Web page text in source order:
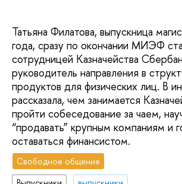
Татьяна Филатова, выпускница
года, сразу по окончании МИЭФ
сотрудницей Казначейства
руководитель направления в
продуктов для физических лиц. В
рассказала, чем занимается
пройти собеседование за чаем,
“продавать” крупным компаниям и
оставаться финансистом.
Свободное общение